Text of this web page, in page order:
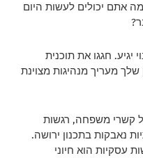
אתם יכולים לעשות היום
חגגו את תוכנית
מעריך מנהיגות מצוינת
קשרי משפחה, רגשות
נאבקות בתכנון ירושה.
עסקיות הוא חיוני